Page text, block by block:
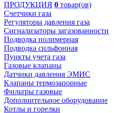
ПРОДУКЦИЯ 0 товар(ов)
Счетчики газа
Регуляторы давления газа
Сигнализаторы загазованности
Подводка полимерная
Подводка сильфонная
Пункты учета газа
Газовые клапаны
Датчики давления ЭМИС
Клапаны термозапорные
Фильтры газовые
Дополнительное оборудование
Котлы и горелки